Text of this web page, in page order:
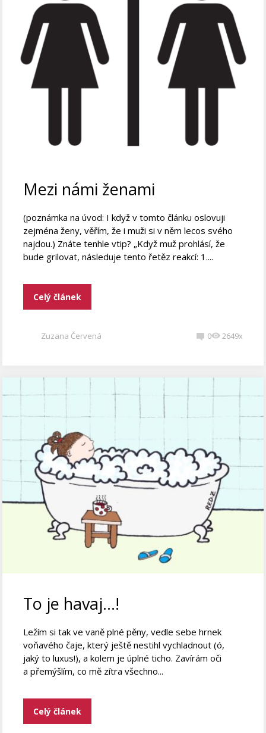
Mezi námi ženami
(poznámka na úvod: I když v tomto článku oslovuji
zejména ženy, věřím, že i muži si v něm lecos svého
najdou.) Znáte tenhle vtip? „Když muž prohlásí, že
bude grilovat, následuje tento řetěz reakcí: 1....
Celý článek
Zuzana Červená 0 2649x
To je havaj…!
Ležím si tak ve vaně plné pěny, vedle sebe hrnek
voňavého čaje, který ještě nestihl vychladnout (ó,
jaký to luxus!), a kolem je úplné ticho. Zavírám oči
a přemýšlím, co mě zítra všechno...
Celý článek